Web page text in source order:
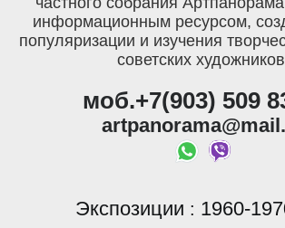
информационным ресурсом,
популяризации и изучения
советских
моб.+7(903) 509
Экспозиции : 1960-